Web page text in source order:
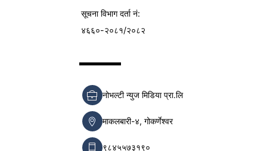
सूचना विभागदर्ता नं:
४६६०-२०८१/२०८२
नोभल्टी न्युज मिडिया प्रा.लि
माकलबारी-४, गोकर्णेश्वर
९८४५५७३१९०